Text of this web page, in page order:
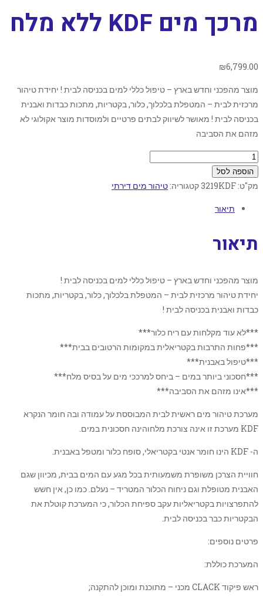
מרכך מים KDF ללא מלח
₪6,799.00
מוצר מהפכני וחדש בארץ – טיפול כללי למים בכניסה לבית ! יחידת טיהור
מרכזית לבית – המטפלת בלכלוך, כלור, בקטריות, מתכות כבדות ואבנית
בכניסה לבית ! מאושר לשיווק לבתים פרטיים ולמוסדות מוצר אקולוגי לא
מזהם את הסביבה
הוספה לסל
מק"ט:3219KDFקטגוריה:טיהור מים דירתי
תיאור
תיאור
מוצר מהפכני וחדש בארץ – טיפול כללי למים בכניסה לבית !
יחידת טיהור מרכזית לבית – המטפלת בלכלוך, כלור, בקטריות, מתכות
כבדות ואבנית בכניסה לבית !
***לא עוד מקלחות עם ריח כלור***
***פחות התרבות בקטריאלית במקומות הרטובים בבית***
***טיפול באבנית***
***חסכוני ביותר במים – ביחס למרככי מים על בסיס מלח***
***אינו מזהם את הסביבה***
מערכת טיהור מים ראשית לבית המבוססת על עמודה ובה חומר הנקרא
KDF מערכת זו אינה צורכת מלחוהינה חסכונית במים.
ה- KDF הינו חומר אנטי בקטריאלי, סופח כלור ומטפל באבנית.
חוויית הצרכן משופרת משמעותית בכל מגע עם המים בבית, מכיוון שגם
האבנית מטופלת וגם ניחוח הכלור המטריד – נעלם. כמו כן, אין חשש
להתפרצויות בקטריאליות עקב ספיחת הכלור, כי המערכת קוטלת את
הבקטריות כבר בכניסה לבית.
פרטים נוספים:
המערכת כוללת:
ראש פיקוד CLACK מכני – מתוכנת ומוכן להתקנה;